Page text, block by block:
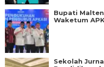
Bupati
Waketum
Sekolah